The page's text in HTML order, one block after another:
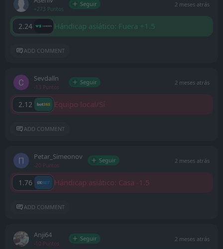
+273 Puntos
Seguir 2 meses atrás
2.24 Hándicap asiático: Fuera +1.5
ADD COMMENT
Sevdalln
-13 Puntos
Seguir 2 meses atrás
2.12 Equipo local/Sí
ADD COMMENT
Petar_Simeonov
-20 Puntos
Seguir 2 meses atrás
1.76 Hándicap asiático: Casa -1.5
ADD COMMENT
Anji64
-10 Puntos
Seguir 2 meses atrás